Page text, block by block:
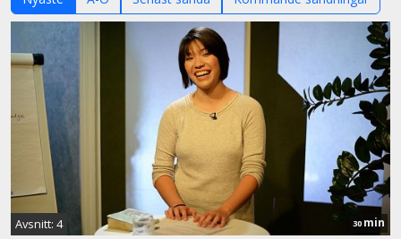
Avsnitt: 4 30 min